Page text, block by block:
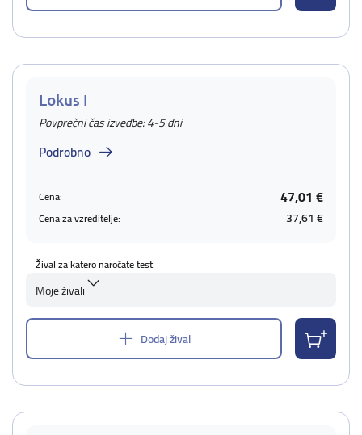
Lokus I
Povprečni čas izvedbe: 4-5 dni
Podrobno
Cena: 47,01 €
Cena za vzreditelje: 37,61 €
Žival za katero naročate test
Moje živali
Dodaj žival